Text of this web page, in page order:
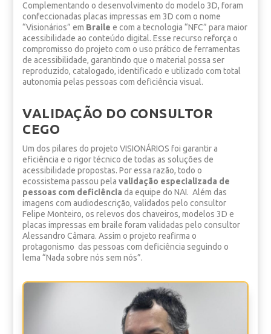
Complementando o desenvolvimento do modelo 3D, foram
confeccionadas placas impressas em 3D com o nome
“Visionários” em Braile e com a tecnologia “NFC” para maior
acessibilidade ao conteúdo digital. Esse recurso reforça o
compromisso do projeto com o uso prático de ferramentas
de acessibilidade, garantindo que o material possa ser
reproduzido, catalogado, identificado e utilizado com total
autonomia pelas pessoas com deficiência visual.
VALIDAÇÃO DO CONSULTOR
CEGO
Um dos pilares do projeto VISIONÁRIOS foi garantir a
eficiência e o rigor técnico de todas as soluções de
acessibilidade propostas. Por essa razão, todo o
ecossistema passou pelavalidação especializada de
pessoas com deficiência da equipe do NAI. Além das
imagens com audiodescrição, validados pelo consultor
Felipe Monteiro, os relevos dos chaveiros, modelos 3D e
placas impressas em braile foram validadas pelo consultor
Alessandro Câmara. Assim o projeto reafirma o
protagonismo das pessoas com deficiência seguindo o
lema “Nada sobre nós sem nós”.